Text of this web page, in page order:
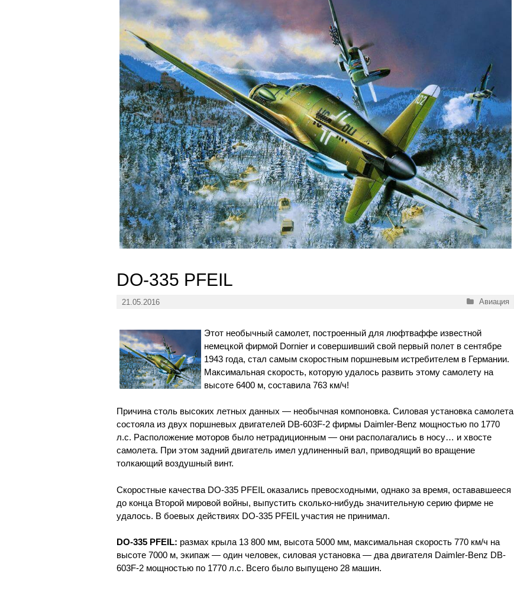
DO-335 PFEIL
21.05.2016 Рубрики
Авиация
Этот необычный самолет, построенный для люфтваффе известной
немецкой фирмой Dornier и совершивший свой первый полет в сентябре
1943 года, стал самым скоростным поршневым истребителем в Германии.
Максимальная скорость, которую удалось развить этому самолету на
высоте 6400 м, составила 763 км/ч!
Причина столь высоких летных данных — необычная компоновка. Силовая установка самолета
состояла из двух поршневых двигателей DB-603F-2 фирмы Daimler-Benz мощностью по 1770
л.с. Расположение моторов было нетрадиционным — они располагались в носу… и хвосте
самолета. При этом задний двигатель имел удлиненный вал, приводящий во вращение
толкающий воздушный винт.
Скоростные качества DO-335 PFEIL оказались превосходными, однако за время, остававшееся
до конца Второй мировой войны, выпустить сколько-нибудь значительную серию фирме не
удалось. В боевых действиях DO-335 PFEIL участия не принимал.
DO-335 PFEIL: размах крыла 13 800 мм, высота 5000 мм, максимальная скорость 770 км/ч на
высоте 7000 м, экипаж — один человек, силовая установка — два двигателя Daimler-Benz DB-
603F-2 мощностью по 1770 л.с. Всего было выпущено 28 машин.